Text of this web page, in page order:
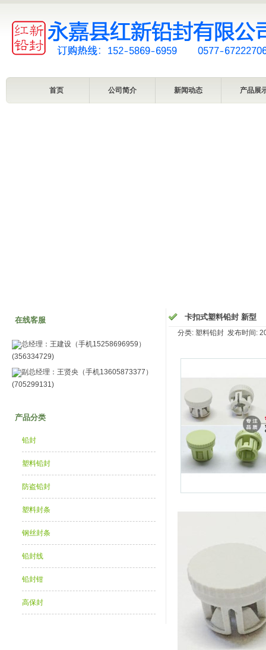
首页 公司简介 新闻动态 产品展
在线客服
总经理：王建设（手机15258696959）
(356334729)
副总经理：王贤央（手机13605873377）
(705299131)
产品分类
铅封
塑料铅封
防盗铅封
塑料封条
钢丝封条
铅封线
铅封钳
高保封
卡扣式塑料铅封 新型
分类: 塑料铅封 发布时间: